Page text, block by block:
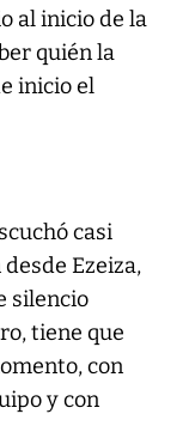
al inicio de la
quién la
inicio el
casi
Ezeiza,
silencio
tiene que
con
y con